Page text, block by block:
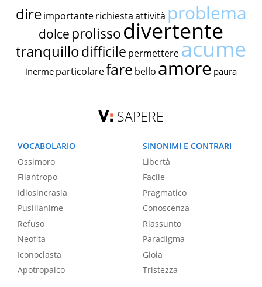
dire importante richiestaattività problema
dolce prolissodivertente
tranquillodifficile permettereacume
inerme particolarefare bello amore paura
SAPERE
VOCABOLARIO
Ossimoro
Filantropo
Idiosincrasia
Pusillanime
Refuso
Neofita
Iconoclasta
Apotropaico
SINONIMI E CONTRARI
Libertà
Facile
Pragmatico
Conoscenza
Riassunto
Paradigma
Gioia
Tristezza